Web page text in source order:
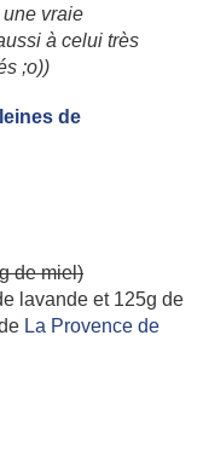
vraie
à celui très
;o))
de
de miel)
lavande et 125g de
La Provence de